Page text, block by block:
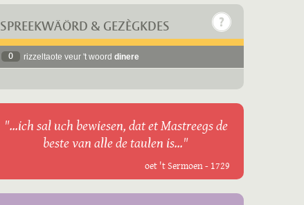
SPREEKWÄÖRD & GEZÈGKDES
0 rizzeltaote veur 't woord dinere
"...ich sal uch bewiesen, dat et Mastreegs de
beste van alle de taulen is..."
oet 't Sermoen - 1729